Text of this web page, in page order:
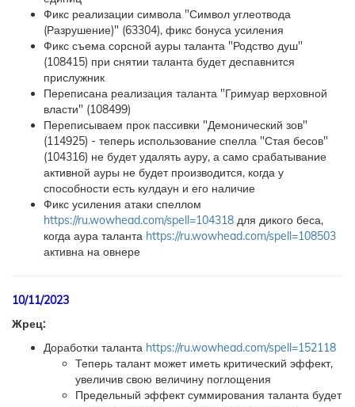
Фикс реализации символа "Символ углеотвода
(Разрушение)" (63304), фикс бонуса усиления
Фикс съема сорсной ауры таланта "Родство душ"
(108415) при снятии таланта будет деспавнится
прислужник
Переписана реализация таланта "Гримуар верховной
власти" (108499)
Переписываем прок пассивки "Демонический зов"
(114925) - теперь использование спелла "Стая бесов"
(104316) не будет удалять ауру, а само срабатывание
активной ауры не будет производится, когда у
способности есть кулдаун и его наличие
Фикс усиления атаки спеллом
https://ru.wowhead.com/spell=104318 для дикого беса,
когда аура таланта https://ru.wowhead.com/spell=108503
активна на овнере
10/11/2023
Жрец:
Доработки таланта https://ru.wowhead.com/spell=152118
Теперь талант может иметь критический эффект,
увеличив свою величину поглощения
Предельный эффект суммирования таланта будет